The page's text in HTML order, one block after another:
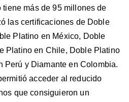
más de 95 millones de
las certificaciones de Doble
Platino en México, Doble
Platino en Chile, Doble Platino
Perú y Diamante en Colombia.
acceder al reducido
que consiguieron un